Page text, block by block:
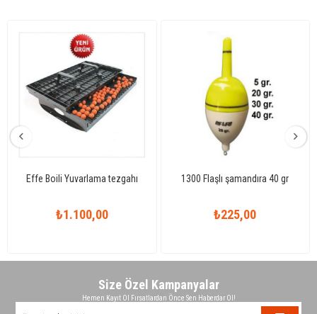
Effe Boili Yuvarlama tezgahı
₺1.100,00
1300 Flaşlı şamandıra 40 gr
₺225,00
Size Özel Kampanyalar
Hemen Kayıt Ol Fırsatlardan Önce Sen Haberdar Ol!